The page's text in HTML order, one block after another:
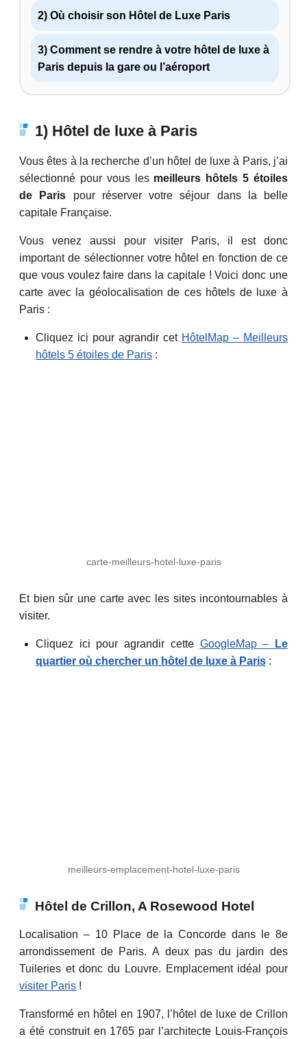
2) Où choisir son Hôtel de Luxe Paris
3) Comment se rendre à votre hôtel de luxe à
Paris depuis la gare ou l’aéroport
1) Hôtel de luxe à Paris
Vous êtes à la recherche d’un hôtel de luxe à Paris, j’ai
sélectionné pour vous les meilleurs hôtels 5 étoiles
de Paris pour réserver votre séjour dans la belle
capitale Française.
Vous venez aussi pour visiter Paris, il est donc
important de sélectionner votre hôtel en fonction de ce
que vous voulez faire dans la capitale ! Voici donc une
carte avec la géolocalisation de ces hôtels de luxe à
Paris :
Cliquez ici pour agrandir cet HôtelMap – Meilleurs
hôtels 5 étoiles de Paris :
carte-meilleurs-hotel-luxe-paris
Et bien sûr une carte avec les sites incontournables à
visiter.
Cliquez ici pour agrandir cette GoogleMap –
Le
quartier où chercher un hôtel de luxe à Paris :
meilleurs-emplacement-hotel-luxe-paris
Hôtel de Crillon, A Rosewood Hotel
Localisation – 10 Place de la Concorde dans le 8e
arrondissement de Paris. A deux pas du jardin des
Tuileries et donc du Louvre. Emplacement idéal pour
visiter Paris !
Transformé en hôtel en 1907, l’hôtel de luxe de Crillon
a été construit en 1765 par l’architecte Louis-François